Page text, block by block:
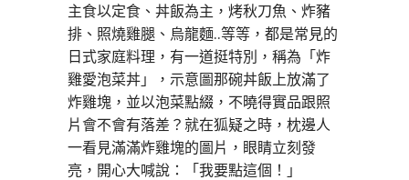
主食以定食、丼飯為主，烤秋刀魚、炸豬
排、照燒雞腿、烏龍麵..等等，都是常見的
日式家庭料理，有一道挺特別，稱為「炸
雞愛泡菜丼」，示意圖那碗丼飯上放滿了
炸雞塊，並以泡菜點綴，不曉得實品跟照
片會不會有落差？就在狐疑之時，枕邊人
一看見滿滿炸雞塊的圖片，眼睛立刻發
亮，開心大喊說：「我要點這個！」